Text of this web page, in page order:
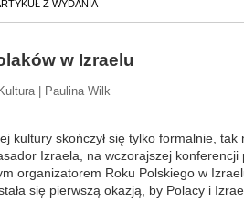
Z WYDANIA
w Izraelu
| Paulina Wilk
kultury skończył się tylko formalnie,
Izraela, na wczorajszej konferencji
organizatorem Roku Polskiego w
się pierwszą okazją, by Polacy i